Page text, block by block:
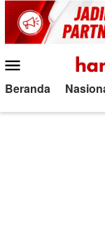
Loncat
ke
konten
Mobile
Beranda